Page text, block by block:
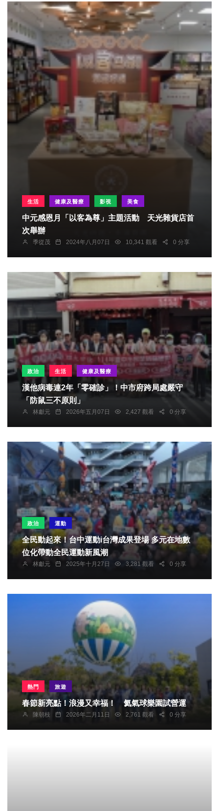
生活 健康及醫療 影視 美食
中元感恩月「以客為尊」主題活動 天光雜貨店首
次舉辦
季從茂 2024年八月07日 10,341 觀看 0 分享
政治 生活 健康及醫療
漢他病毒連2年「零確診」！中市府跨局處嚴守
「防鼠三不原則」
林獻元 2026年五月07日 2,427 觀看 0 分享
政治 運動
全民動起來！台中運動i台灣成果登場 多元在地數
位化帶動全民運動新風潮
林獻元 2025年十月27日 3,281 觀看 0 分享
熱門 旅遊
春節新亮點！浪漫又幸福！ 氦氣球樂園試營運
陳朝枝 2026年二月11日 2,761 觀看 0 分享